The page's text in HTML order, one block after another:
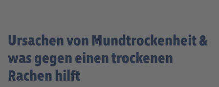
Ursachen von Mundtrockenheit &
was gegen einen trockenen
Rachen hilft